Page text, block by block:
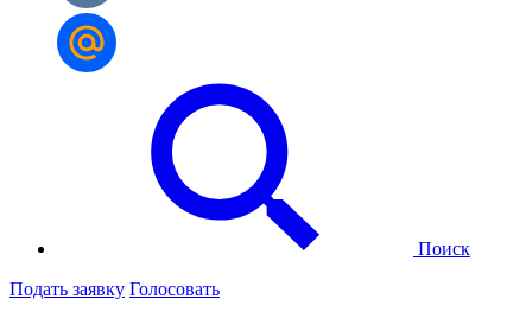
Поиск
Подать заявку Голосовать